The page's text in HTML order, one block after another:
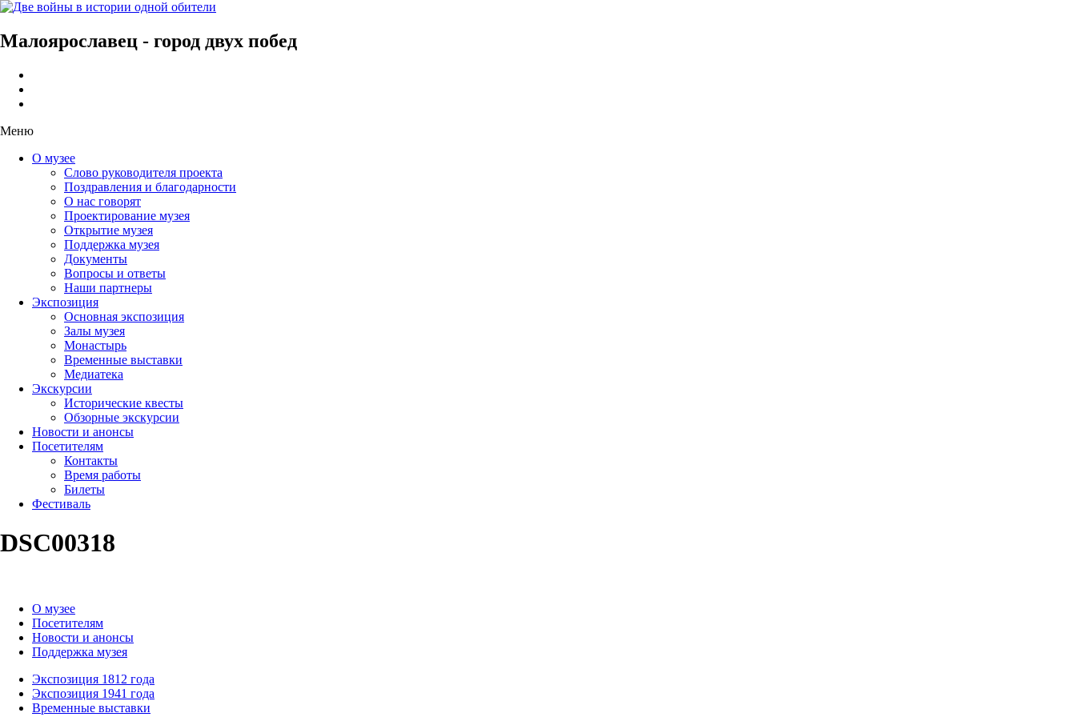
Малоярославец - город двух побед
Меню
О музее
Слово руководителя проекта
Поздравления и благодарности
О нас говорят
Проектирование музея
Открытие музея
Поддержка музея
Документы
Вопросы и ответы
Наши партнеры
Экспозиция
Основная экспозиция
Залы музея
Монастырь
Временные выставки
Медиатека
Экскурсии
Исторические квесты
Обзорные экскурсии
Новости и анонсы
Посетителям
Контакты
Время работы
Билеты
Фестиваль
DSC00318
О музее
Посетителям
Новости и анонсы
Поддержка музея
Экспозиция 1812 года
Экспозиция 1941 года
Временные выставки